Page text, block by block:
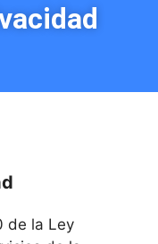
de la Ley